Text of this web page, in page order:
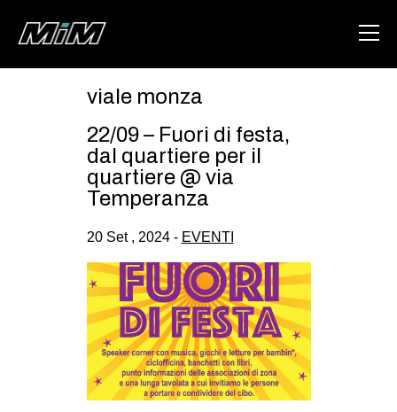
ABOUT
AREA
CSOA LAMBRETTA
MSM
STUDENTI TSUNAMI
ZAM
viale monza
22/09 – Fuori di festa,
dal quartiere per il
quartiere @ via
Temperanza
20 Set , 2024 - EVENTI